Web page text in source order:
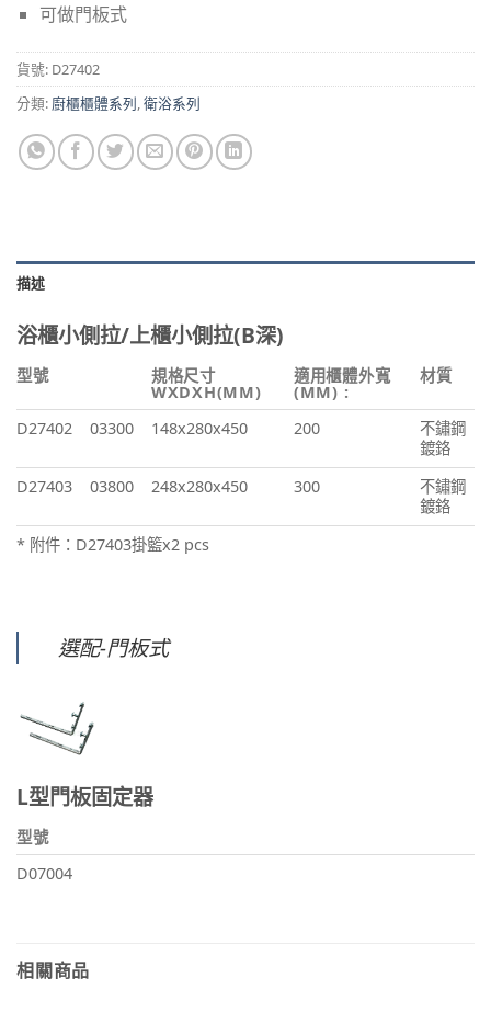
可做門板式
貨號: D27402
分類: 廚櫃櫃體系列,衛浴系列
描述
浴櫃小側拉/上櫃小側拉(B深)
型號 規格尺寸
WXDXH(MM)
適用櫃體外寬
(MM) :
材質
D27402 03300 148x280x450 200
不鏽鋼
鍍鉻
D27403
03800 248x280x450 300
不鏽鋼
鍍鉻
* 附件：D27403掛籃x2 pcs
選配-門板式
L型門板固定器
型號
D07004
相關商品